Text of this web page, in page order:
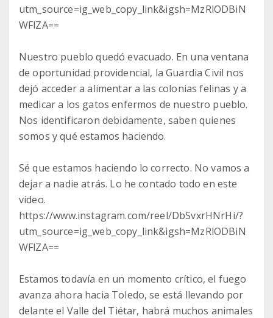
utm_source=ig_web_copy_link&igsh=MzRlODBiN
WFlZA==
Nuestro pueblo quedó evacuado. En una ventana
de oportunidad providencial, la Guardia Civil nos
dejó acceder a alimentar a las colonias felinas y a
medicar a los gatos enfermos de nuestro pueblo.
Nos identificaron debidamente, saben quienes
somos y qué estamos haciendo.
Sé que estamos haciendo lo correcto. No vamos a
dejar a nadie atrás. Lo he contado todo en este
vídeo.
https://www.instagram.com/reel/DbSvxrHNrHi/?
utm_source=ig_web_copy_link&igsh=MzRlODBiN
WFlZA==
Estamos todavía en un momento crítico, el fuego
avanza ahora hacia Toledo, se está llevando por
delante el Valle del Tiétar, habrá muchos animales